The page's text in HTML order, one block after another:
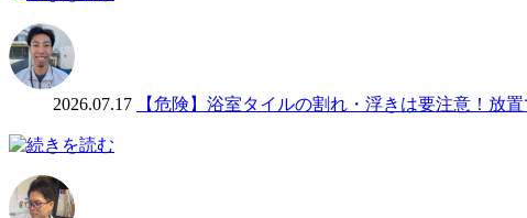
2026.07.17 【危険】浴室タイルの割れ・浮きは要注意！放